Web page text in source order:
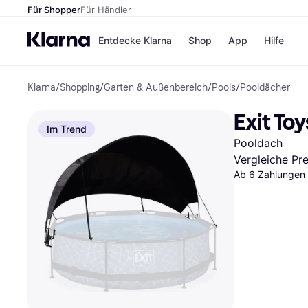
Für ShopperFür Händler
Entdecke Klarna
Zahlungsmethoden
Sofort bezahlen
Bezahle in 3
Teilzahlungen
Bezahle in bis zu 30
Ratenzahlung
Shop
Shops
H&M
Temu
App Hilfe
Klarna/Shopping/Garten & Außenbereich/Pools/Pooldächer
Im Trend Exit
Pooldach
Vergleiche
Ab 6 Zahlungen